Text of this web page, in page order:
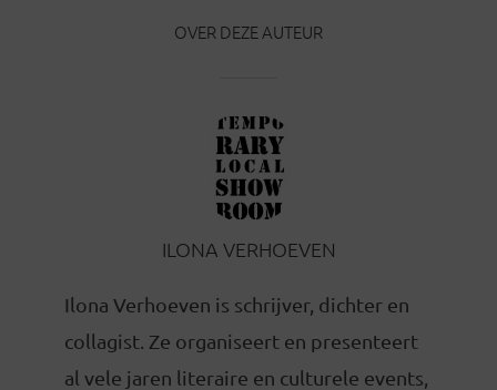
OVER DEZE AUTEUR
ILONA VERHOEVEN
Ilona Verhoeven is schrijver, dichter en
collagist. Ze organiseert en presenteert
al vele jaren literaire en culturele events,